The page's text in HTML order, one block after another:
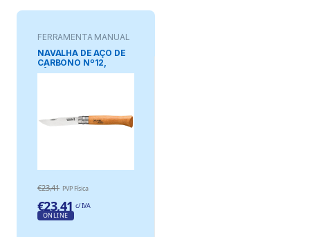
FERRAMENTA MANUAL
NAVALHA DE AÇO DE
CARBONO Nº12,
LÂMINA DE 12 cm
€23,41 PVP Física
€23,41 c/ IVA
ONLINE